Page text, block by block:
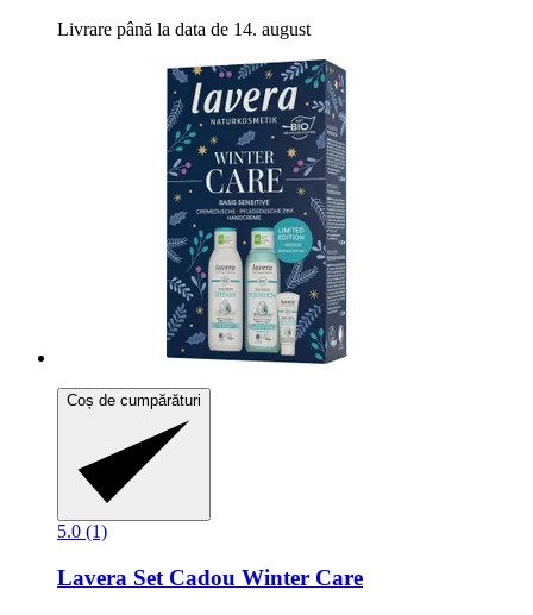
Livrare până la data de 14. august
Coș de cumpărături
5.0 (1)
Lavera Set Cadou Winter Care